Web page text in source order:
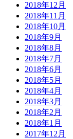
2018年12月
2018年11月
2018年10月
2018年9月
2018年8月
2018年7月
2018年6月
2018年5月
2018年4月
2018年3月
2018年2月
2018年1月
2017年12月